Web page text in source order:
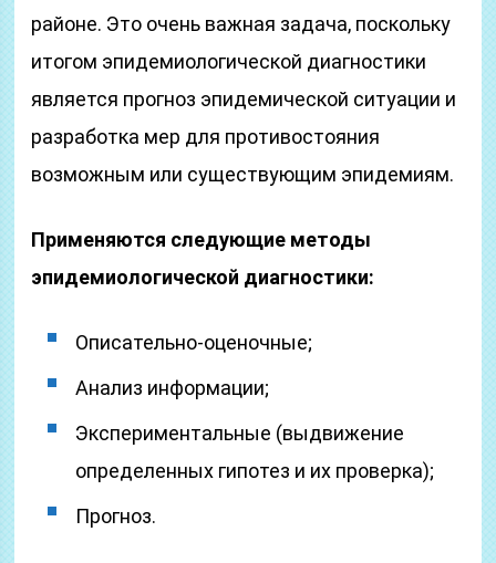
районе. Это очень важная задача, поскольку
итогом эпидемиологической диагностики
является прогноз эпидемической ситуации и
разработка мер для противостояния
возможным или существующим эпидемиям.
Применяются следующие методы
эпидемиологической диагностики:
Описательно-оценочные;
Анализ информации;
Экспериментальные (выдвижение
определенных гипотез и их проверка);
Прогноз.